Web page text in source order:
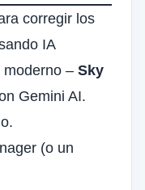
corregir los
IA
moderno – Sky
Gemini AI.
(o un